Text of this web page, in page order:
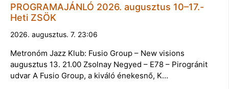
PROGRAMAJÁNLÓ 2026. augusztus 10–17.-
Heti ZSÖK
2026. augusztus. 7. 23:06
Metronóm Jazz Klub: Fusio Group – New visions
augusztus 13. 21.00 Zsolnay Negyed – E78 – Pirogránit
udvar A Fusio Group, a kiváló énekesnő, K…